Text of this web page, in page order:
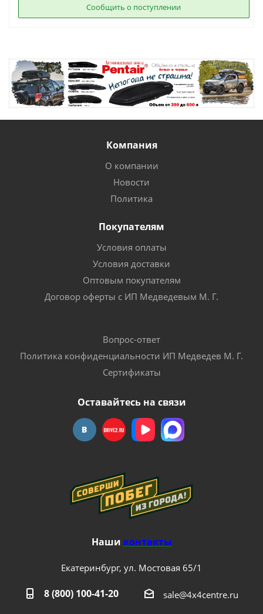
Сообщить о поступлении
Компания
О компании
Новости
Политика
Покупателям
Условия оплаты
Условия доставки
Оптовым покупателям
Договор оферты с ИП Медведевым М. Г.
Вопрос-ответ
Политика конфиденциальности ИП Медведев М. Г.
Сертификаты
Оставайтесь на связи
Наши контакты
Екатеринбург, ул. Мостовая 65/1
8 (800) 100-41-20 sale@4x4centre.ru